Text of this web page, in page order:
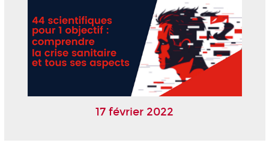
17 février 2022